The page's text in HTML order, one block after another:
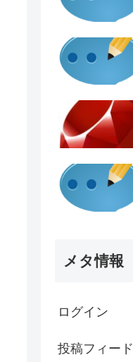
メタ情報
ログイン
投稿フィード